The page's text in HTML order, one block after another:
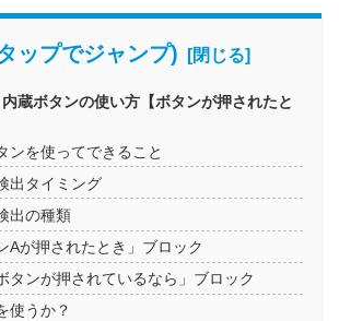
ップでジャンプ)
蔵ボタンの使い方【ボタンが押されたと
ンを使ってできること
出タイミング
出の種類
Aが押されたとき」ブロック
タンが押されているなら」ブロック
使うか？